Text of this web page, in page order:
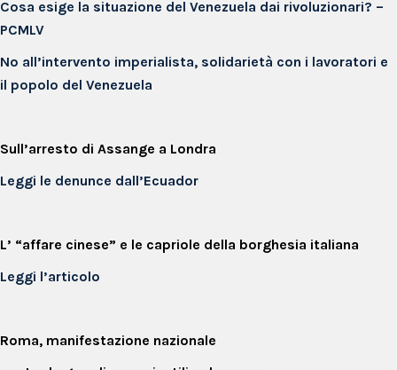
Cosa esige la situazione del Venezuela dai rivoluzionari? –
PCMLV
No all’intervento imperialista, solidarietà con i lavoratori e
il popolo del Venezuela
Sull’arresto di Assange a Londra
Leggi le denunce dall’Ecuador
L’ “affare cinese” e le capriole della borghesia italiana
Leggi l’articolo
Roma, manifestazione nazionale